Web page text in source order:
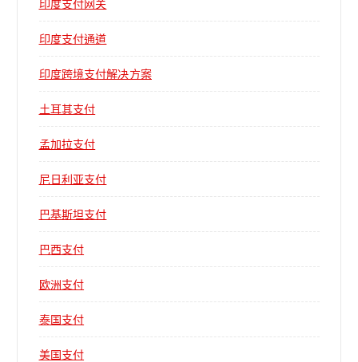
印度支付网关
印度支付通道
印度跨境支付解决方案
土耳其支付
孟加拉支付
尼日利亚支付
巴基斯坦支付
巴西支付
欧洲支付
泰国支付
美国支付